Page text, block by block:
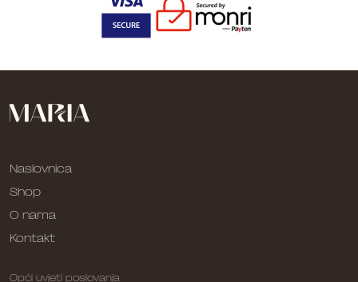
Naslovnica
Shop
O nama
Kontakt
Opći uvjeti poslovanja